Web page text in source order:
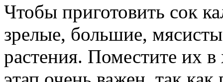
Чтобы приготовить сок
зрелые, большие,
растения. Поместите их